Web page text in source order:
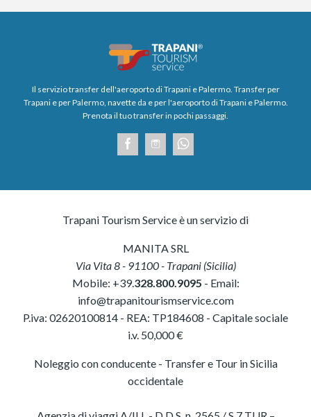
Il servizio transfer dell'aeroporto di Trapani e Palermo. Transfer per
Trapani e per Palermo, navette da e per l'aeroporto di Trapani e Palermo.
Prenota il tuo transfer in pochi passaggi.
Trapani Tourism Service è un servizio di
MANITA SRL
Via Vita 8- 91100- Trapani(Sicilia)
Mobile: +39.328.800.9095 - Email:
info@trapanitourismservice.com
P.iva: 02620100814 - REA: TP184608 - Capitale sociale
i.v. 50,000 €
Noleggio con conducente - Transfer e Tour in Sicilia
occidentale